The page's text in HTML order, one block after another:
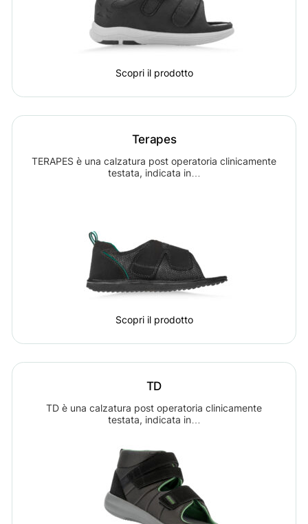
Scopri il prodotto
Terapes
TERAPES è una calzatura post operatoria clinicamente
testata, indicata in…
Scopri il prodotto
TD
TD è una calzatura post operatoria clinicamente
testata, indicata in…